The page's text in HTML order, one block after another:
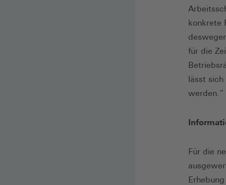
konkrete
für die
lässt
werden.“
Für die